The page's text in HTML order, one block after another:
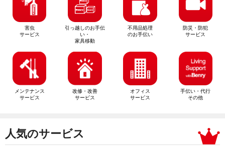
害虫
サービス
引っ越しのお手伝
い・
家具移動
不用品処理
のお手伝い
防災・防犯
サービス
メンテナンス
サービス
改修・改善
サービス
オフィス
サービス
手伝い・代行
その他
人気のサービス